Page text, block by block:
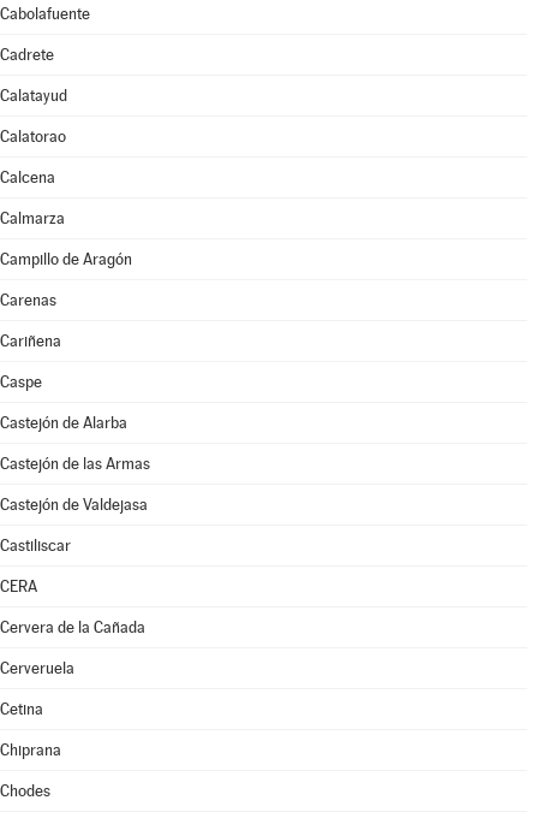
Cabolafuente
Cadrete
Calatayud
Calatorao
Calcena
Calmarza
Campillo de Aragón
Carenas
Cariñena
Caspe
Castejón de Alarba
Castejón de las Armas
Castejón de Valdejasa
Castiliscar
CERA
Cervera de la Cañada
Cerveruela
Cetina
Chiprana
Chodes